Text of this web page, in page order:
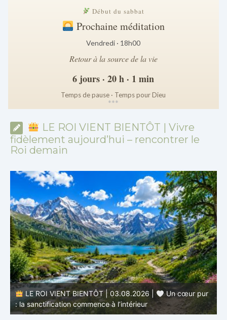
Début du sabbat
Prochaine méditation
Vendredi · 18h00
Retour à la source de la vie
6 jours · 20 h · 1 min
Temps de pause · Temps pour Dieu
***
LE ROI VIENT BIENTÔT | Vivre
fidèlement aujourd’hui – rencontrer le
Roi demain
LE ROI VIENT BIENTÔT | 02.08.2026 |
Devenir
semblable au Christ : Une transformation de l’intérieur